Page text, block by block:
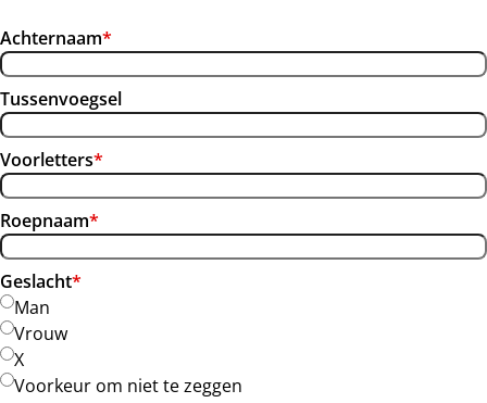
Achternaam*
Tussenvoegsel
Voorletters*
Roepnaam*
Geslacht*
Man
Vrouw
X
Voorkeur om niet te zeggen